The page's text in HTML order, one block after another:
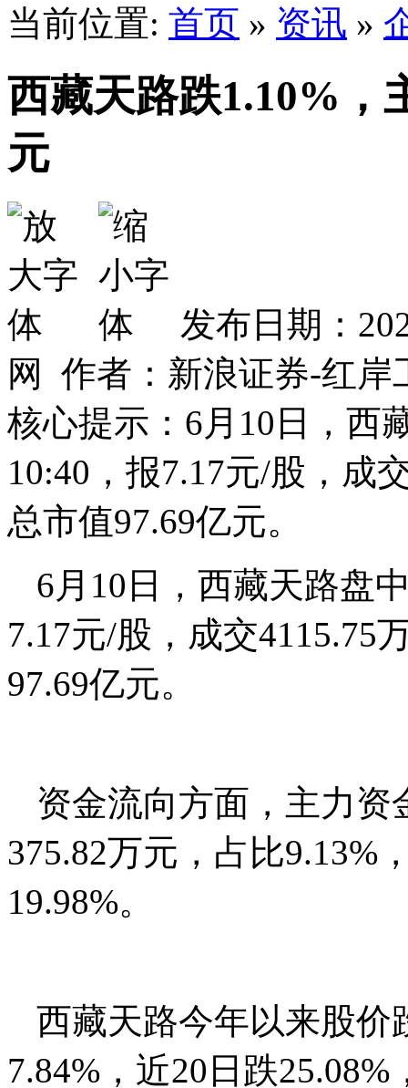
当前位置: 首页 » 资讯 »
西藏天路跌1.10%，
元
发布日期：
网 作者：新浪证券-红岸
核心提示：6月10日，西
10:40，报7.17元/股，成
总市值97.69亿元。
6月10日，西藏天路盘
7.17元/股，成交4115.75
97.69亿元。
资金流向方面，主力资
375.82万元，占比9.13%
19.98%。
西藏天路今年以来股价
7.84%，近20日跌